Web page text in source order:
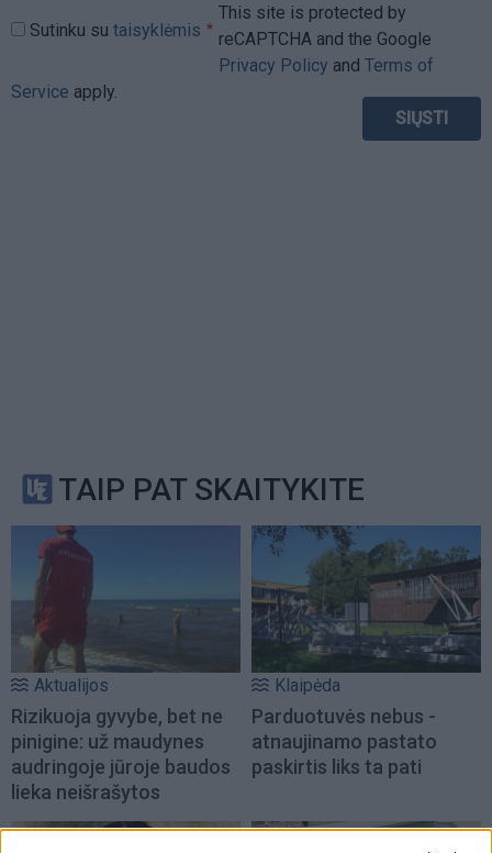
Sutinku su taisyklėmis
This site is protected by
reCAPTCHA and the Google
Privacy Policy and Terms of
Service apply.
TAIP PAT SKAITYKITE
Aktualijos
Rizikuoja gyvybe, bet ne
pinigine: už maudynes
audringoje jūroje baudos
lieka neišrašytos
Klaipėda
Parduotuvės nebus -
atnaujinamo pastato
paskirtis liks ta pati